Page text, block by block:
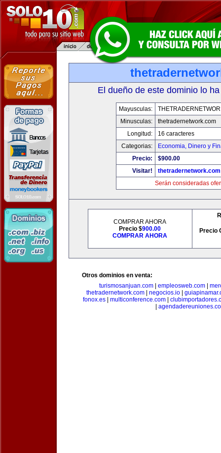
El dueño de este dominio lo
Mayusculas:
Minusculas:
thetradernetwork.com
Longitud:
16 caracteres
Categorias:
Economia, Dinero y
Precio:
$900.00
Visitar!
thetradernetwork.com
Serán consideradas
COMPRAR AHORA
Precio $900.00
COMPRAR AHORA
Precio
Otros dominios en venta:
turismosanjuan.com| empleosweb.com|
thetradernetwork.com
negocios.io
fonox.es| multiconference.com|